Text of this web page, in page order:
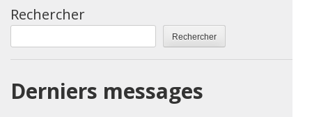
Rechercher
Rechercher
Derniers messages